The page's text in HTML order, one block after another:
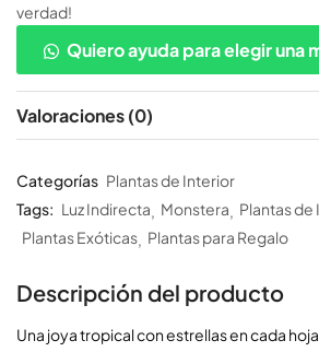
verdad!
Quiero ayuda para elegir una
Valoraciones (0)
Categorías Plantas de Interior
Tags: Luz Indirecta Monstera
Plantas de
Plantas Exóticas Plantas para Regalo
Descripción del producto
Una joya tropical con estrellas en cada hoja